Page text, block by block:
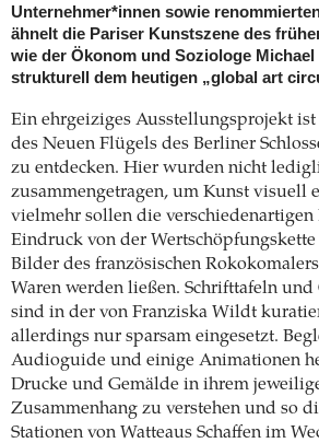
Unternehmer*innen sowie
ähnelt die Pariser Kunstszene des
wie der Ökonom und Soziologe
strukturell dem heutigen „global art
Ein ehrgeiziges Ausstellungsprojekt
des Neuen Flügels des Berliner
zu entdecken. Hier wurden nicht
zusammengetragen, um Kunst visuell
vielmehr sollen die verschiedenartigen
Eindruck von der
Bilder des französischen
Waren werden ließen. Schrifttafeln
sind in der von Franziska Wildt
allerdings nur sparsam eingesetzt.
Audioguide und einige Animationen
Drucke und Gemälde in ihrem
Zusammenhang zu verstehen und so
Stationen von Watteaus Schaffen im